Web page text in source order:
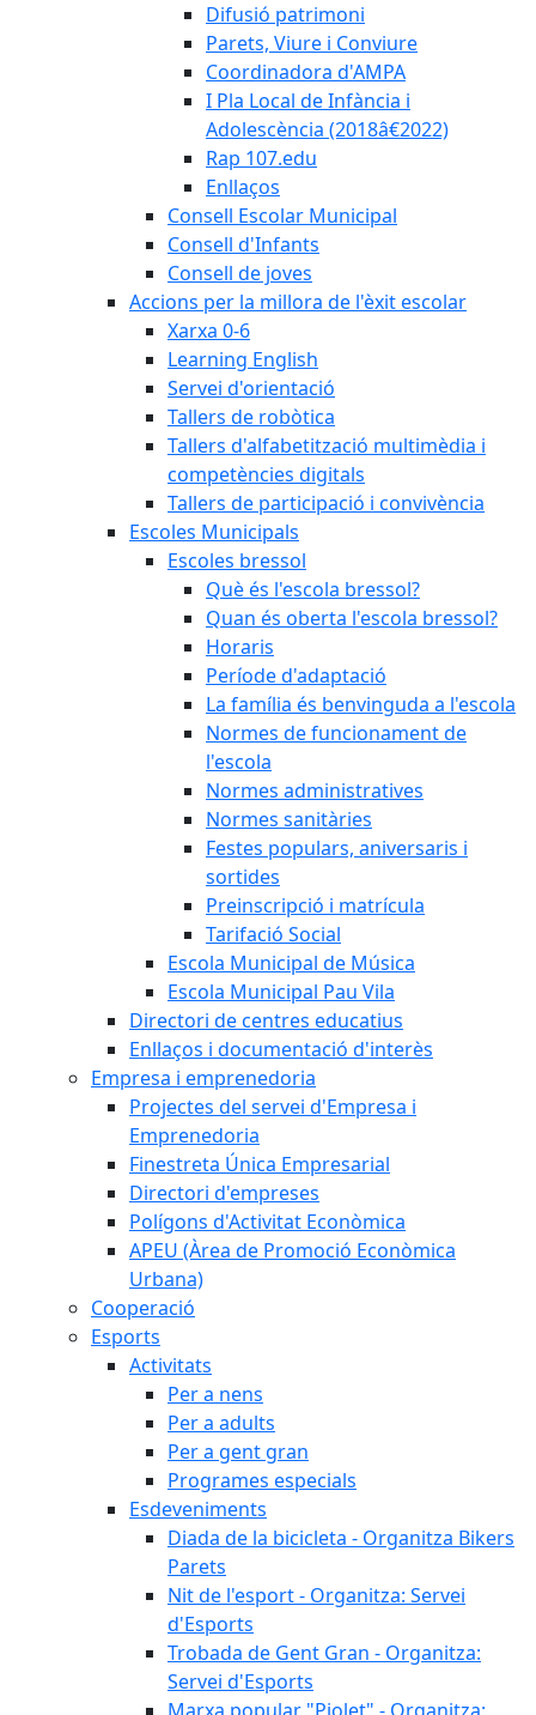
Difusió patrimoni
Parets, Viure i Conviure
Coordinadora d'AMPA
I Pla Local de Infància i
Adolescència (2018â€2022)
Rap 107.edu
Enllaços
Consell Escolar Municipal
Consell d'Infants
Consell de joves
Accions per la millora de l'èxit escolar
Xarxa 0-6
Learning English
Servei d'orientació
Tallers de robòtica
Tallers d'alfabetització multimèdia i
competències digitals
Tallers de participació i convivència
Escoles Municipals
Escoles bressol
Què és l'escola bressol?
Quan és oberta l'escola bressol?
Horaris
Període d'adaptació
La família és benvinguda a l'escola
Normes de funcionament de
l'escola
Normes administratives
Normes sanitàries
Festes populars, aniversaris i
sortides
Preinscripció i matrícula
Tarifació Social
Escola Municipal de Música
Escola Municipal Pau Vila
Directori de centres educatius
Enllaços i documentació d'interès
Empresa i emprenedoria
Projectes del servei d'Empresa i
Emprenedoria
Finestreta Única Empresarial
Directori d'empreses
Polígons d'Activitat Econòmica
APEU (Àrea de Promoció Econòmica
Urbana)
Cooperació
Esports
Activitats
Per a nens
Per a adults
Per a gent gran
Programes especials
Esdeveniments
Diada de la bicicleta - Organitza Bikers
Parets
Nit de l'esport - Organitza: Servei
d'Esports
Trobada de Gent Gran - Organitza:
Servei d'Esports